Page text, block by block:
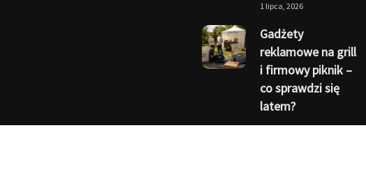
1 lipca, 2026
Gadżety
reklamowe na grill
i firmowy piknik –
co sprawdzi się
latem?
1 czerwca, 2026